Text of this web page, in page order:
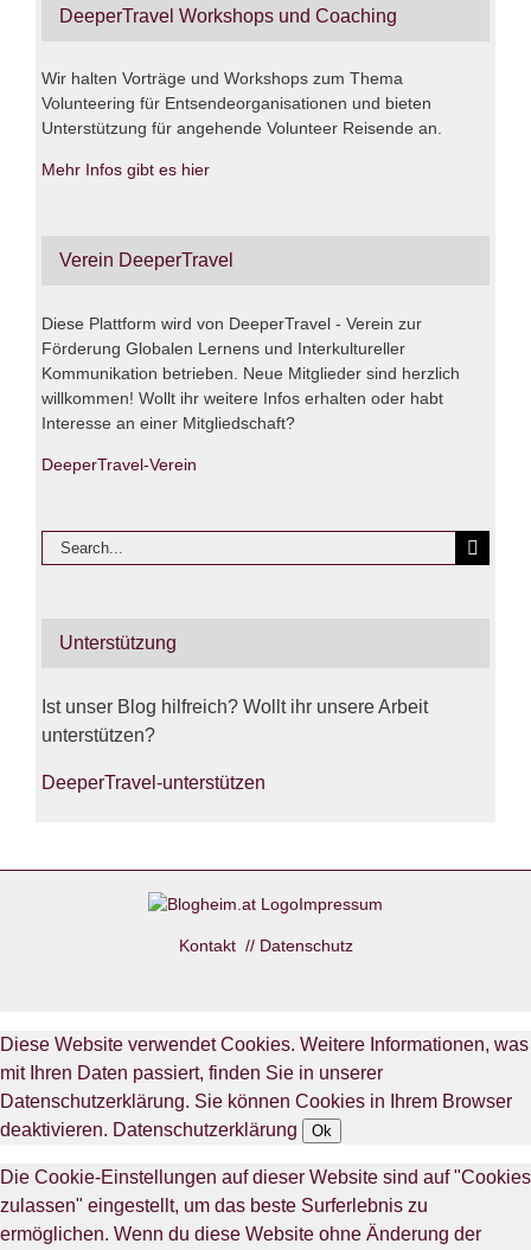
DeeperTravel Workshops und Coaching
Wir halten Vorträge und Workshops zum Thema
Volunteering für Entsendeorganisationen und bieten
Unterstützung für angehende Volunteer Reisende an.
Mehr Infos gibt es hier
Verein DeeperTravel
Diese Plattform wird von DeeperTravel - Verein zur
Förderung Globalen Lernens und Interkultureller
Kommunikation betrieben. Neue Mitglieder sind herzlich
willkommen! Wollt ihr weitere Infos erhalten oder habt
Interesse an einer Mitgliedschaft?
DeeperTravel-Verein
Search
for:
Unterstützung
Ist unser Blog hilfreich? Wollt ihr unsere Arbeit
unterstützen?
DeeperTravel-unterstützen
Impressum
Kontakt // Datenschutz
Diese Website verwendet Cookies. Weitere Informationen, was
mit Ihren Daten passiert, finden Sie in unserer
Datenschutzerklärung. Sie können Cookies in Ihrem Browser
deaktivieren. Datenschutzerklärung Ok
Die Cookie-Einstellungen auf dieser Website sind auf "Cookies
zulassen" eingestellt, um das beste Surferlebnis zu
ermöglichen. Wenn du diese Website ohne Änderung der